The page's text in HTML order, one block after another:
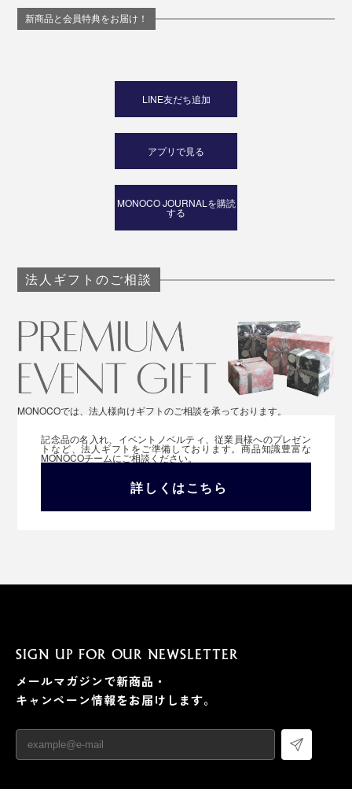
新商品と会員特典をお届け！
LINE友だち追加
アプリで見る
MONOCO JOURNALを購読
する
法人ギフトのご相談
MONOCOでは、法人様向けギフトのご相談を承っております。
記念品の名入れ、イベントノベルティ、従業員様へのプレゼン
トなど、法人ギフトをご準備しております。商品知識豊富な
MONOCOチームにご相談ください。
詳しくはこちら
SIGN UP FOR OUR NEWSLETTER
メールマガジンで新商品・
キャンペーン情報をお届けします。